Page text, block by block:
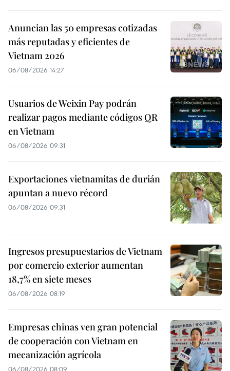
Anuncian las 50 empresas cotizadas
más reputadas y eficientes de
Vietnam 2026
06/08/2026 14:27
Usuarios de Weixin Pay podrán
realizar pagos mediante códigos QR
en Vietnam
06/08/2026 09:31
Exportaciones vietnamitas de durián
apuntan a nuevo récord
06/08/2026 09:31
Ingresos presupuestarios de Vietnam
por comercio exterior aumentan
18,7% en siete meses
06/08/2026 08:19
Empresas chinas ven gran potencial
de cooperación con Vietnam en
mecanización agrícola
06/08/2026 08:09